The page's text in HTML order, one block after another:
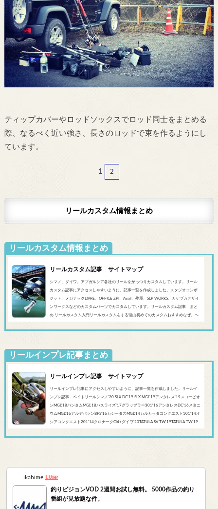
ティップカバーやロッドソックスでロッド同士をまとめる
際、なるべく近い強さ、長さのロッドで束を作るようにし
ています。
1 2
リールカスタム情報まとめ
リールカスタム情報まとめ
リールカスタム記事 サイトマップ
シマノ、ダイワ、アブガルシア各社のリールをがっつりカスタムしています。リール
カスタム記事にアクセスしやすいように、記事一覧を作成しました。スタジオコンポ
ジット、メガテックLIVRE、OFFICE ZPI、Avail、夢屋、SLP WORKS、カケヅカデザイ
ンワークスなどのカスタムパーツでカスタムしています。リールカスタム記事 まと
め リールカスタム入門リールカスタムをする理由初めてのカスタムおすすめなぜ、ヘ
スMGL’19スコーピオンMGL&#0...
リールインプレ記事まとめ
リールインプレ記事 サイトマップ
リールインプレ記事にアクセスしやすいように、記事一覧を作成しました。リールイ
ンプレ記事 ベイトリールシマノ'20 SLX DC’19 SLX MGL'19アンタレス’19スコーピオ
ンMGL'18バンタムMGL'18バスライズ’17グラップラー301‘16アンタレスDC’16メタニ
ウムMGL’16アルデバランBFS’16カシータスMGL’14カルカッタコンクエスト101’14オ
シアコンクエスト201'14クロナークCi4+ダイワ’20TATULA SV TW'19TATULA TW'19
ガルシア’...
ikahime 1 User
釣りビジョンVOD 2週間お試し無料。 5000作品の釣り
番組が見放題な件。